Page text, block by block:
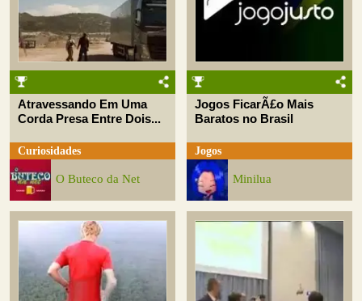
Atravessando Em Uma
Corda Presa Entre Dois...
Curiosidades
O Buteco da Net
Jogos FicarÃ£o Mais
Baratos no Brasil
Jogos
Minilua